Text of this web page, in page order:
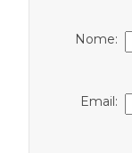
Nome:
Email: